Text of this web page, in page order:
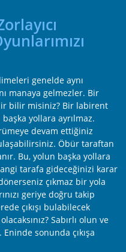
genelde aynı
manaya gelmezler. Bir
bilir misiniz? Bir labirent
yollara ayrılmaz.
devam ettiğiniz
Öbür taraftan
Bu, yolun başka yollara
tarafa gideceğinizi karar
çıkmaz bir yola
geriye doğru takip
çıkışı bulabilecek
Sabırlı olun ve
sonunda çıkışa